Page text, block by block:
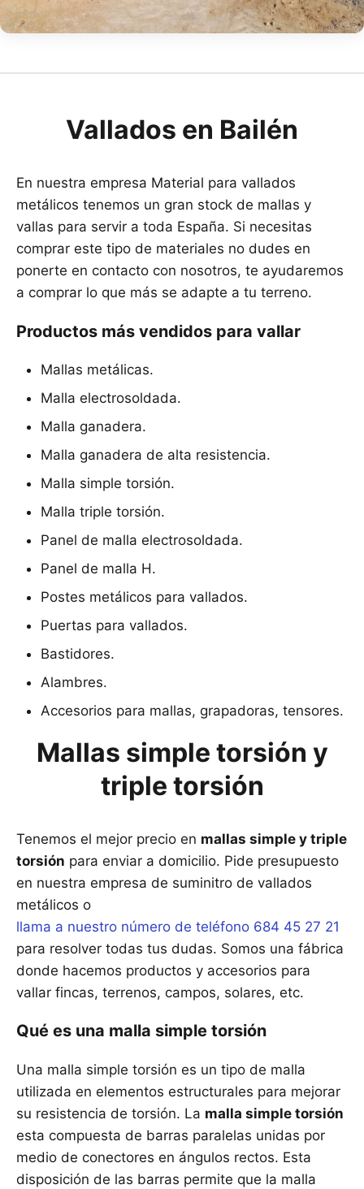
Vallados en Bailén
En nuestra empresa Material para vallados
metálicos tenemos un gran stock de mallas y
vallas para servir a toda España. Si necesitas
comprar este tipo de materiales no dudes en
ponerte en contacto con nosotros, te ayudaremos
a comprar lo que más se adapte a tu terreno.
Productos más vendidos para vallar
Mallas metálicas.
Malla electrosoldada.
Malla ganadera.
Malla ganadera de alta resistencia.
Malla simple torsión.
Malla triple torsión.
Panel de malla electrosoldada.
Panel de malla H.
Postes metálicos para vallados.
Puertas para vallados.
Bastidores.
Alambres.
Accesorios para mallas, grapadoras, tensores.
Mallas simple torsión y
triple torsión
Tenemos el mejor precio en mallas simple y triple
torsión para enviar a domicilio. Pide presupuesto
en nuestra empresa de suminitro de vallados
metálicos o
llama a nuestro número de teléfono 684 45 27 21
para resolver todas tus dudas. Somos una fábrica
donde hacemos productos y accesorios para
vallar fincas, terrenos, campos, solares, etc.
Qué es una malla simple torsión
Una malla simple torsión es un tipo de malla
utilizada en elementos estructurales para mejorar
su resistencia de torsión. La malla simple torsión
esta compuesta de barras paralelas unidas por
medio de conectores en ángulos rectos. Esta
disposición de las barras permite que la malla